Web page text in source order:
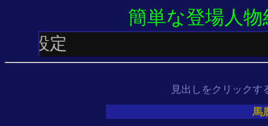
簡単な登場人
見出しをクリックす
馬